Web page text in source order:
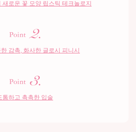
새로운 꽃 모양 립스틱 테크놀로지
감촉, 화사한 글로시 피니시
톰하고 촉촉한 입술